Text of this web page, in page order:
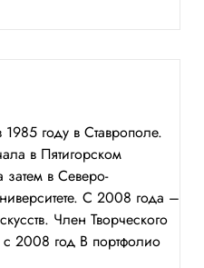
году в Ставрополе.
в Пятигорском
в Северо-
С 2008 года –
Член Творческого
2008 год В портфолио